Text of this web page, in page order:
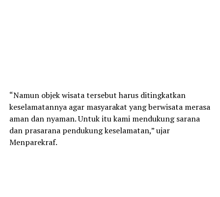
“Namun objek wisata tersebut harus ditingkatkan
keselamatannya agar masyarakat yang berwisata merasa
aman dan nyaman. Untuk itu kami mendukung sarana
dan prasarana pendukung keselamatan,” ujar
Menparekraf.